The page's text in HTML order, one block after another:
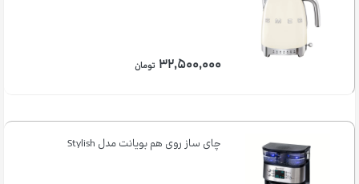
۳۲,۵۰۰,۰۰۰ تومان
چای ساز روی هم بویانت مدل Stylish